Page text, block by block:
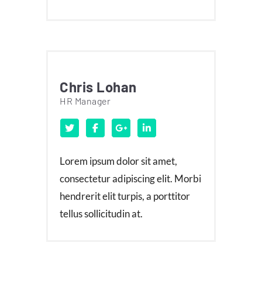
Chris Lohan
HR Manager
Lorem ipsum dolor sit amet,
consectetur adipiscing elit. Morbi
hendrerit elit turpis, a porttitor
tellus sollicitudin at.